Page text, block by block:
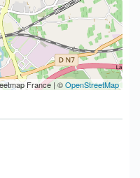
France | ©OpenStreetMap